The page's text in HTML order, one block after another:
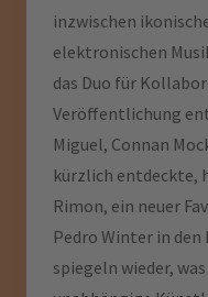
inzwischen
elektronischen
das Duo für
Veröffentlichung
Miguel, Connan
kürzlich entdeckte,
Rimon, ein neuer
Pedro Winter in
spiegeln wieder,